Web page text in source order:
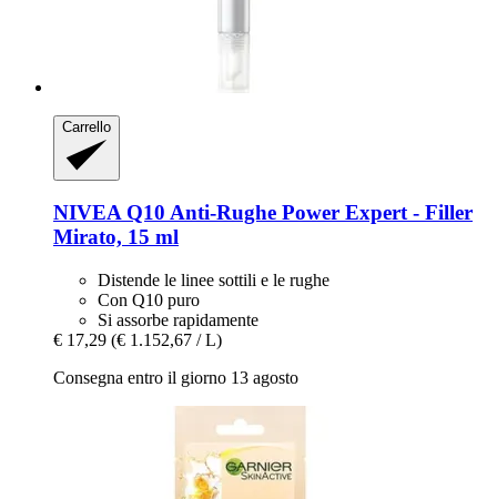
Carrello
NIVEAQ10 Anti-​Rughe Power Expert -​ Filler
Mirato, 15 ml
Distende le linee sottili e le rughe
Con Q10 puro
Si assorbe rapidamente
€ 17,29 (€ 1.152,67 / L)
Consegna entro il giorno 13 agosto